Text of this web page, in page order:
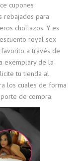
cupones
rebajados para
chollazos. Y es
royal sex
a través de
exemplary de la
tu tienda al
los cuales de forma
de compra.